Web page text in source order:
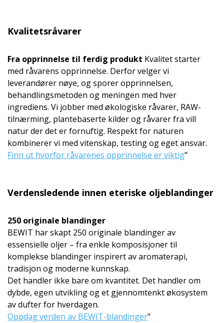
Kvalitetsråvarer
Fra opprinnelse til ferdig produkt Kvalitet starter
med råvarens opprinnelse. Derfor velger vi
leverandører nøye, og sporer opprinnelsen,
behandlingsmetoden og meningen med hver
ingrediens. Vi jobber med økologiske råvarer, RAW-
tilnærming, plantebaserte kilder og råvarer fra vill
natur der det er fornuftig. Respekt for naturen
kombinerer vi med vitenskap, testing og eget ansvar.
Finn ut hvorfor råvarenes opprinnelse er viktig"
Verdensledende innen eteriske oljeblandinger
250 originale blandinger
BEWIT har skapt 250 originale blandinger av
essensielle oljer – fra enkle komposisjoner til
komplekse blandinger inspirert av aromaterapi,
tradisjon og moderne kunnskap.
Det handler ikke bare om kvantitet. Det handler om
dybde, egen utvikling og et gjennomtenkt økosystem
av dufter for hverdagen.
Oppdag verden av BEWIT-blandinger"